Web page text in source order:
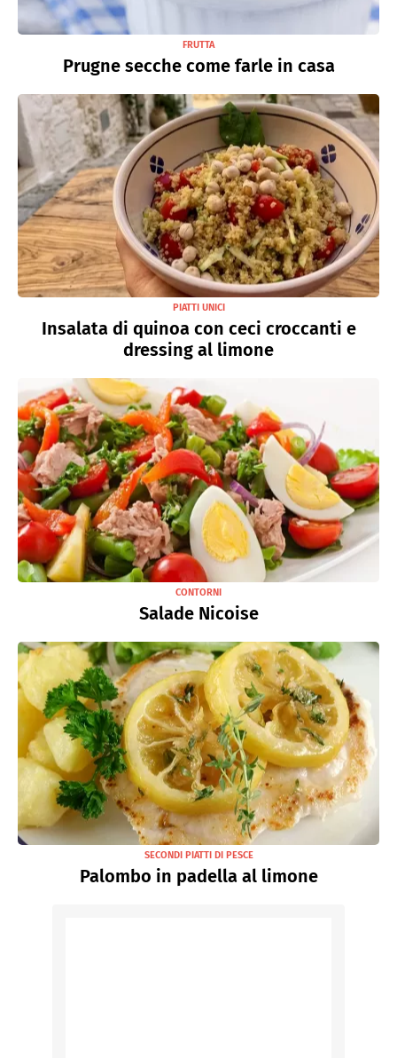
FRUTTA
Prugne secche come farle in casa
PIATTI UNICI
Insalata di quinoa con ceci croccanti e
dressing al limone
CONTORNI
Salade Nicoise
SECONDI PIATTI DI PESCE
Palombo in padella al limone